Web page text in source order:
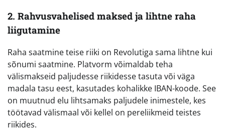
2. Rahvusvahelised maksed ja lihtne raha
liigutamine
Raha saatmine teise riiki on Revolutiga sama lihtne kui
sõnumi saatmine. Platvorm võimaldab teha
välismakseid paljudesse riikidesse tasuta või väga
madala tasu eest, kasutades kohalikke IBAN-koode. See
on muutnud elu lihtsamaks paljudele inimestele, kes
töötavad välismaal või kellel on pereliikmeid teistes
riikides.